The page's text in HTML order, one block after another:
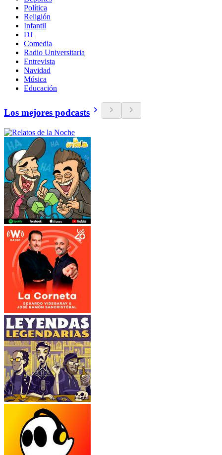
Política
Religión
Infantil
DJ
Comedia
Radio Universitaria
Entrevista
Navidad
Música
Educación
Los mejores podcasts